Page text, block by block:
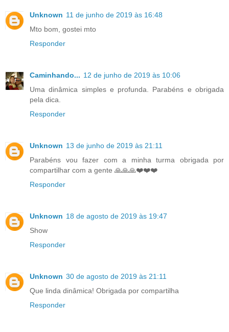
Unknown 11 de junho de 2019 às 16:48
Mto bom, gostei mto
Responder
Caminhando... 12 de junho de 2019 às 10:06
Uma dinâmica simples e profunda. Parabéns e obrigada
pela dica.
Responder
Unknown 13 de junho de 2019 às 21:11
Parabéns vou fazer com a minha turma obrigada por
compartilhar com a gente 🙏🙏🙏❤️❤️❤️
Responder
Unknown 18 de agosto de 2019 às 19:47
Show
Responder
Unknown 30 de agosto de 2019 às 21:11
Que linda dinâmica! Obrigada por compartilha
Responder